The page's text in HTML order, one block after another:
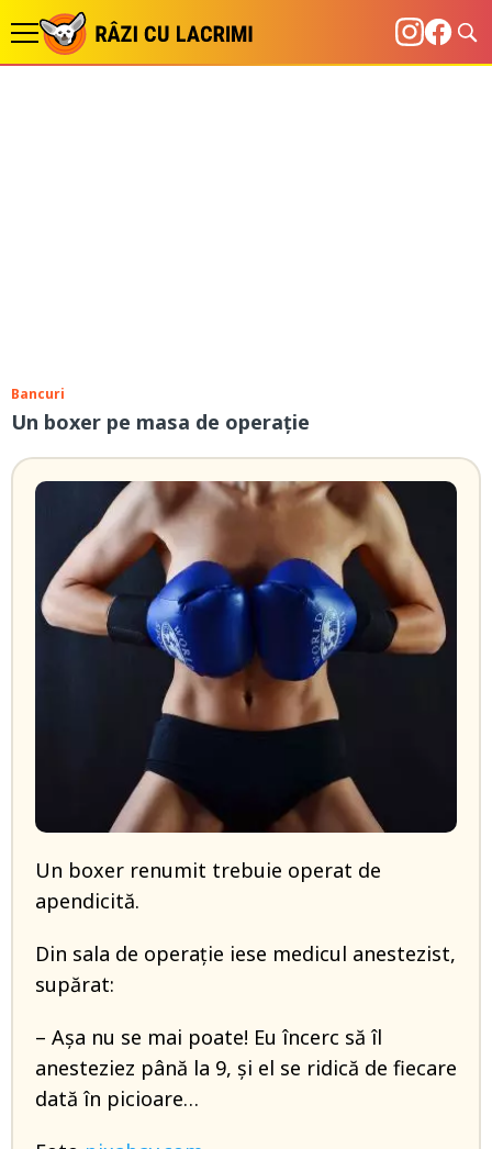
Bancuri
Un boxer pe masa de operație
Un boxer renumit trebuie operat de
apendicită.
Din sala de operaţie iese medicul anestezist,
supărat:
– Aşa nu se mai poate! Eu încerc să îl
anesteziez până la 9, şi el se ridică de fiecare
dată în picioare…